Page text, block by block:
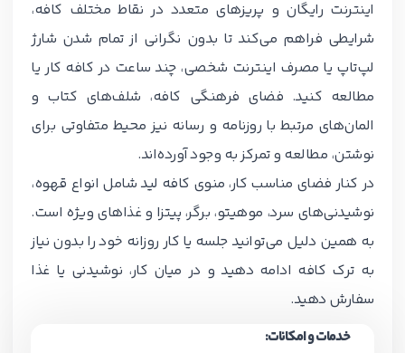
اینترنت رایگان و پریزهای متعدد در نقاط مختلف کافه،
شرایطی فراهم می‌کند تا بدون نگرانی از تمام شدن شارژ
لپ‌تاپ یا مصرف اینترنت شخصی، چند ساعت در کافه کار یا
مطالعه کنید. فضای فرهنگی کافه، شلف‌های کتاب و
المان‌های مرتبط با روزنامه و رسانه نیز محیط متفاوتی برای
نوشتن، مطالعه و تمرکز به وجود آورده‌اند.
در کنار فضای مناسب کار، منوی کافه لید شامل انواع قهوه،
نوشیدنی‌های سرد، موهیتو، برگر، پیتزا و غذاهای ویژه است.
به همین دلیل می‌توانید جلسه یا کار روزانه خود را بدون نیاز
به ترک کافه ادامه دهید و در میان کار، نوشیدنی یا غذا
سفارش دهید.
خدمات و امکانات: